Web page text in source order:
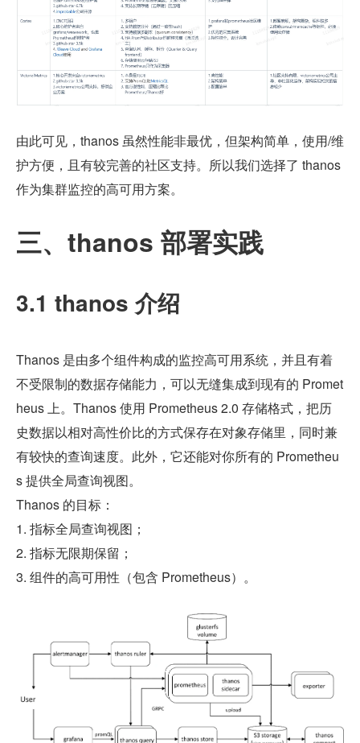
由此可见，thanos 虽然性能非最优，但架构简单，使用/维
护方便，且有较完善的社区支持。所以我们选择了 thanos
作为集群监控的高可用方案。
三、thanos 部署实践
3.1 thanos 介绍
Thanos 是由多个组件构成的监控高可用系统，并且有着
不受限制的数据存储能力，可以无缝集成到现有的 Promet
heus 上。Thanos 使用 Prometheus 2.0 存储格式，把历
史数据以相对高性价比的方式保存在对象存储里，同时兼
有较快的查询速度。此外，它还能对你所有的 Prometheu
s 提供全局查询视图。
Thanos 的目标：
1. 指标全局查询视图；
2. 指标无限期保留；
3. 组件的高可用性（包含 Prometheus）。